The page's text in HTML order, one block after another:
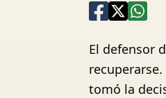
El defensor
tomó la